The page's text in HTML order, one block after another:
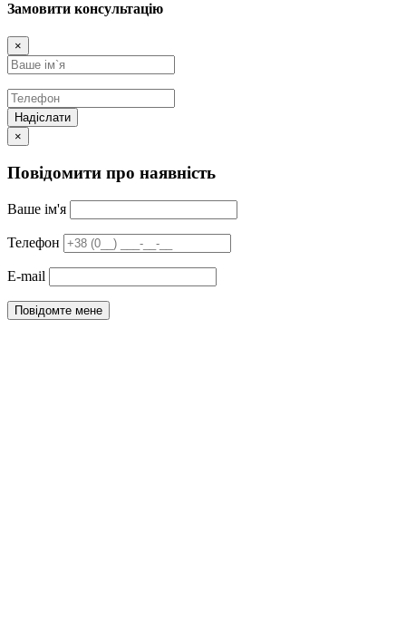
Замовити консультацію
×
Надіслати
×
Повідомити про наявність
Ваше ім'я
Телефон
E-mail
Повідомте мене